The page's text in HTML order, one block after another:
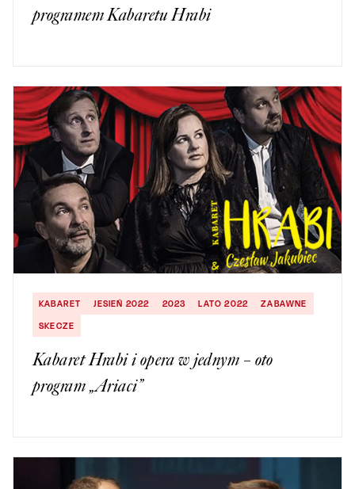
programem Kabaretu Hrabi
KABARET JESIEŃ 2022 2023 LATO 2022
ZABAWNE
SKECZE
Kabaret Hrabi i opera w jednym – oto
program „Ariaci”